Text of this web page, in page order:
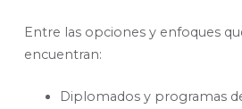
Entre las opciones y enfoques
encuentran:
Diplomados y programas